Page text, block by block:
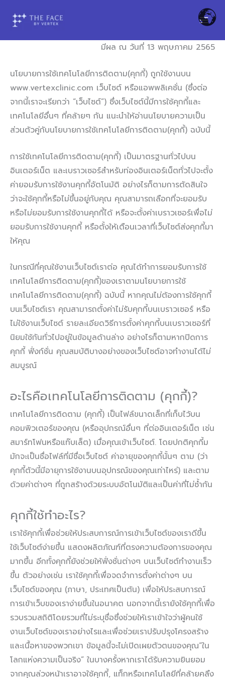
มีผล ณ วันที่ 13 พฤษภาคม 2565
นโยบายการใช้เทคโนโลยีการติดตาม(คุกกี้) ถูกใช้งานบน
www.vertexclinic.com เว็บไซต์ หรือแอพพลิเคชั่น (ซึ่งต่อ
จากนี้เราจะเรียกว่า “เว็บไซต์”) ซึ่งเว็บไซต์นี้มีการใช้คุกกี้และ
เทคโนโลยีอื่นๆ ที่คล้ายๆ กัน แนะนำให้อ่านนโยบายความเป็น
ส่วนตัวคู่กับนโยบายการใช้เทคโนโลยีการติดตาม(คุกกี้) ฉบับนี้
การใช้เทคโนโลยีการติดตาม(คุกกี้) เป็นมาตรฐานทั่วไปบน
อินเตอร์เน็ต และเบราวเซอร์สำหรับท่องอินเตอร์เน็ตทั่วไปจะตั้ง
ค่ายอมรับการใช้งานคุกกี้อัตโนมัติ อย่างไรก็ตามการตัดสินใจ
ว่าจะใช้คุกกี้หรือไม่ขึ้นอยู่กับคุณ คุณสามารถเลือกที่จะยอมรับ
หรือไม่ยอมรับการใช้งานคุกกี้ได้ หรือจะตั้งค่าเบราวเซอร์เพื่อไม่
ยอมรับการใช้งานคุกกี้ หรือตั้งให้เตือนเวลาที่เว็บไซต์ส่งคุกกี้มา
ให้คุณ
ในกรณีที่คุณใช้งานเว็บไซต์เราต่อ คุณได้ทำการยอมรับการใช้
เทคโนโลยีการติดตาม(คุกกี้)ของเราตามนโยบายการใช้
เทคโนโลยีการติดตาม(คุกกี้) ฉบับนี้ หากคุณไม่ต้องการใช้คุกกี้
บนเว็บไซต์เรา คุณสามารถตั้งค่าไม่รับคุกกี้บนเบราวเซอร์ หรือ
ไม่ใช้งานเว็บไซต์ รายละเอียดวิธีการตั้งค่าคุกกี้บนเบราวเซอร์ที่
นิยมใช้กันทั่วไปอยู่ในข้อมูลด้านล่าง อย่างไรก็ตามหากปิดการ
คุกกี้ ฟั่งก์ชั่น คุณสมบัติบางอย่างของเว็บไซต์อาจทำงานได้ไม่
สมบูรณ์
อะไรคือเทคโนโลยีการติดตาม (คุกกี้)?
เทคโนโลยีการติดตาม (คุกกี้) เป็นไฟล์ขนาดเล็กที่เก็บไว้บน
คอมพิวเตอร์ของคุณ (หรืออุปกรณ์อื่นๆ ที่ต่ออินเตอร์เน็ต เช่น
สมาร์ทโฟนหรือแท๊บเล็ต) เมื่อคุณเข้าเว็บไซต์. โดยปกติคุกกี้ม
มักจะเป็นชื่อไฟล์ที่มีชื่อเว็บไซต์ ค่าอายุของคุกกี้นั้นๆ ตาม (ว่า
คุกกี้ตัวนี้มีอายุการใช้งานบนอุปกรณ์ของคุณเท่าไหร่) และตาม
ด้วยค่าต่างๆ ที่ถูกสร้างด้วยระบบอัตโนมัติและเป็นค่าที่ไม่ซ้ำกัน
คุกกี้ใช้ทำอะไร?
เราใช้คุกกี้เพื่อช่วยให้ประสบการณ์การเข้าเว็บไซต์ของเราดีขึ้น
ใช้เว็บไซต์ง่ายขึ้น แสดงผลิตภัณฑ์ที่ตรงความต้องการของคุณ
มากขึ้น อีกทั้งคุกกี้ยังช่วยให้ฟั่งชั่นต่างๆ บนเว็บไซต์ทำงานเร็ว
ขึ้น ตัวอย่างเช่น เราใช้คุกกี้เพื่อจดจำการตั้งค่าต่างๆ บน
เว็บไซต์ของคุณ (ภาษา, ประเทศเป็นต้น) เพื่อให้ประสบการณ์
การเข้าเว็บของเราง่ายขึ้นในอนาคต นอกจากนี้เรายังใช้คุกกี้เพื่อ
รวบรวมสถิติโดยรวมที่ไม่ระบุชื่อซึ่งช่วยให้เราเข้าใจว่าผู้คนใช้
งานเว็บไซต์ของเราอย่างไรและเพื่อช่วยเราปรับปรุงโครงสร้าง
และเนื้อหาของพวกเขา ข้อมูลนี้จะไม่เปิดเผยตัวตนของคุณ“ใน
โลกแห่งความเป็นจริง” ในบางครั้งหากเราได้รับความยินยอม
จากคุณล่วงหน้าเราอาจใช้คุกกี้, แท็กหรือเทคโนโลยีที่คล้ายคลึง